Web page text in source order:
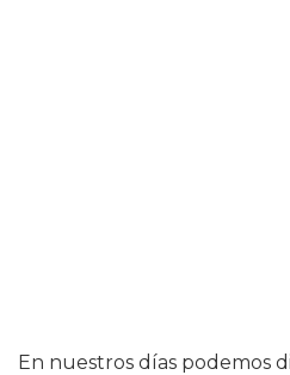
En nuestros días podemos